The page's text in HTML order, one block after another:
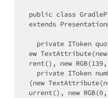
public class
extends
ew
rent(), new
(new
urrent(), new